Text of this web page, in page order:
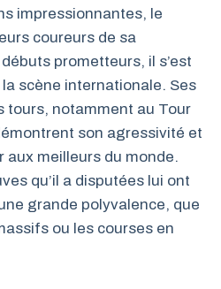
impressionnantes, le
coureurs de sa
prometteurs, il s’est
scène internationale. Ses
tours, notamment au Tour
son agressivité et
aux meilleurs du monde.
qu’il a disputées lui ont
grande polyvalence, que
ou les courses en